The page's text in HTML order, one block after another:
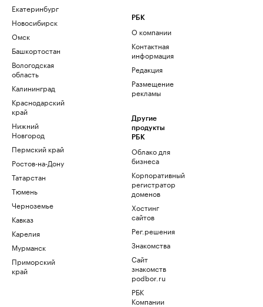
Екатеринбург
Новосибирск
Омск
Башкортостан
Вологодская
область
Калининград
Краснодарский
край
Нижний
Новгород
Пермский край
Ростов-на-Дону
Татарстан
Тюмень
Черноземье
Кавказ
Карелия
Мурманск
Приморский
край
РБК
О компании
Контактная
информация
Редакция
Размещение
рекламы
Другие
продукты
РБК
Облако для
бизнеса
Корпоративный
регистратор
доменов
Хостинг
сайтов
Рег.решения
Знакомства
Сайт
знакомств
podbor.ru
РБК
Компании